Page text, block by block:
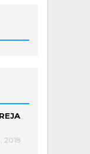
2018